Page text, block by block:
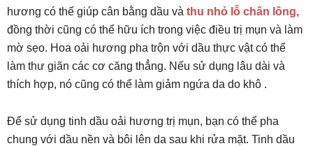
hương có thể giúp cân bằng dầu và thu nhỏ lỗ chân lông,
đồng thời cũng có thể hữu ích trong việc điều trị mụn và làm
mờ sẹo. Hoa oải hương pha trộn với dầu thực vật có thể
làm thư giãn các cơ căng thẳng. Nếu sử dụng lâu dài và
thích hợp, nó cũng có thể làm giảm ngứa da do khô .
Để sử dụng tinh dầu oải hương trị mụn, bạn có thể pha
chung với dầu nền và bôi lên da sau khi rửa mặt. Tinh dầu